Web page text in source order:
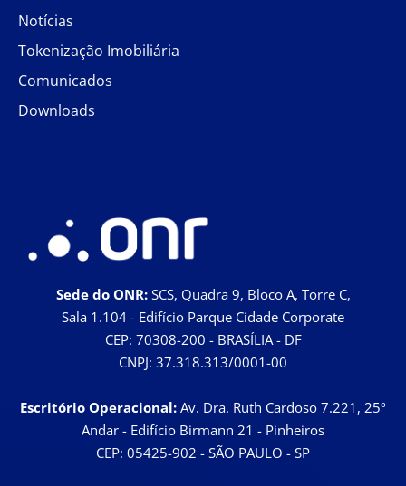
Notícias
Tokenização Imobiliária
Comunicados
Downloads
Sede do ONR:SCS, Quadra 9, Bloco A, Torre C,
Sala 1.104 - Edifício Parque Cidade Corporate
CEP: 70308-200 - BRASÍLIA - DF
CNPJ: 37.318.313/0001-00
Escritório Operacional: Av. Dra. Ruth Cardoso 7.221, 25º
Andar - Edifício Birmann 21 - Pinheiros
CEP: 05425-902 - SÃO PAULO - SP